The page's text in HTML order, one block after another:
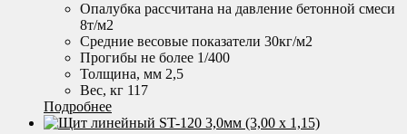
Опалубка рассчитана на давление бетонной смеси
8т/м2
Средние весовые показатели 30кг/м2
Прогибы не более 1/400
Толщина, мм 2,5
Вес, кг 117
Подробнее